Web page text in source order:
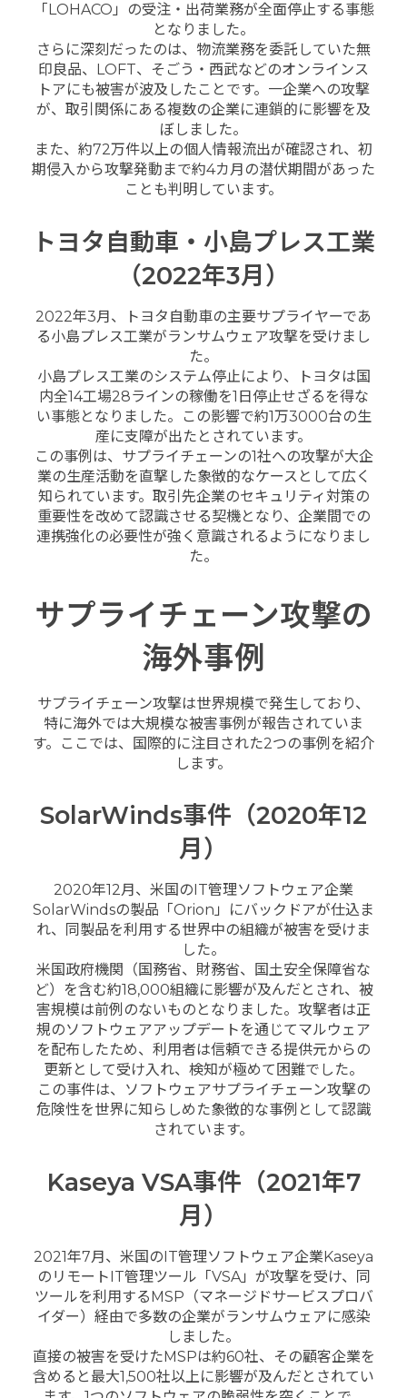
「LOHACO」の受注・出荷業務が全面停止する事態
となりました。
さらに深刻だったのは、物流業務を委託していた無
印良品、LOFT、そごう・西武などのオンラインス
トアにも被害が波及したことです。一企業への攻撃
が、取引関係にある複数の企業に連鎖的に影響を及
ぼしました。
また、約72万件以上の個人情報流出が確認され、初
期侵入から攻撃発動まで約4カ月の潜伏期間があった
ことも判明しています。
トヨタ自動車・小島プレス工業
（2022年3月）
2022年3月、トヨタ自動車の主要サプライヤーであ
る小島プレス工業がランサムウェア攻撃を受けまし
た。
小島プレス工業のシステム停止により、トヨタは国
内全14工場28ラインの稼働を1日停止せざるを得な
い事態となりました。この影響で約1万3000台の生
産に支障が出たとされています。
この事例は、サプライチェーンの1社への攻撃が大企
業の生産活動を直撃した象徴的なケースとして広く
知られています。取引先企業のセキュリティ対策の
重要性を改めて認識させる契機となり、企業間での
連携強化の必要性が強く意識されるようになりまし
た。
サプライチェーン攻撃の
海外事例
サプライチェーン攻撃は世界規模で発生しており、
特に海外では大規模な被害事例が報告されていま
す。ここでは、国際的に注目された2つの事例を紹介
します。
SolarWinds事件（2020年12
月）
2020年12月、米国のIT管理ソフトウェア企業
SolarWindsの製品「Orion」にバックドアが仕込ま
れ、同製品を利用する世界中の組織が被害を受けま
した。
米国政府機関（国務省、財務省、国土安全保障省な
ど）を含む約18,000組織に影響が及んだとされ、被
害規模は前例のないものとなりました。攻撃者は正
規のソフトウェアアップデートを通じてマルウェア
を配布したため、利用者は信頼できる提供元からの
更新として受け入れ、検知が極めて困難でした。
この事件は、ソフトウェアサプライチェーン攻撃の
危険性を世界に知らしめた象徴的な事例として認識
されています。
Kaseya VSA事件（2021年7
月）
2021年7月、米国のIT管理ソフトウェア企業Kaseya
のリモートIT管理ツール「VSA」が攻撃を受け、同
ツールを利用するMSP（マネージドサービスプロバ
イダー）経由で多数の企業がランサムウェアに感染
しました。
直接の被害を受けたMSPは約60社、その顧客企業を
含めると最大1,500社以上に影響が及んだとされてい